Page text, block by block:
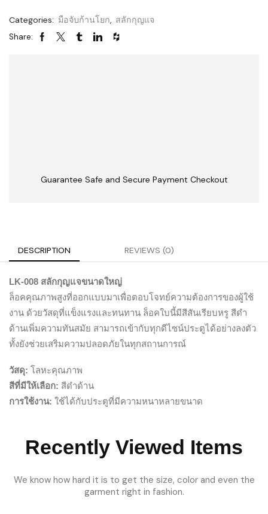
Categories: มือจับก้านโยก, สลักกุญแจ
Share:
Guarantee Safe and Secure Payment Checkout
DESCRIPTION REVIEWS (0)
LK-008 สลักกุญแจขนาดใหญ่
ล็อคคุณภาพสูงที่ออกแบบมาเพื่อตอบโจทย์ความต้องการของผู้ใช้
งาน ด้วยวัสดุที่แข็งแรงและทนทาน ล็อคใบนี้มีสีสันเรียบหรู สีดำ
ด้านเพิ่มความทันสมัย สามารถเข้ากับทุกดีไซน์ประตูได้อย่างลงตัว
ทั้งยังช่วยเสริมความปลอดภัยในทุกสถานการณ์
วัสดุ: โลหะคุณภาพ
สีที่มีให้เลือก: สีดำด้าน
การใช้งาน: ใช้ได้กับประตูที่มีความหนาหลายขนาด
Recently Viewed Items
We know how hard it is to get the size, color and even the
garment right in fashion.